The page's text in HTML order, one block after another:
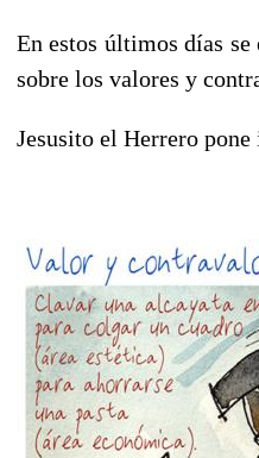
En estos últimos días
sobre los valores y
Jesusito el Herrero pone